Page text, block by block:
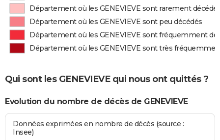
Département où les GENEVIEVE sont rarement
Département où les GENEVIEVE sont peu décédés
Département où les GENEVIEVE sont fréquemment
Département où les GENEVIEVE sont très
Qui sont les GENEVIEVE qui nous ont quittés ?
Evolution du nombre de décès de GENEVIEVE
Données exprimées en nombre de décès (source :
Insee)